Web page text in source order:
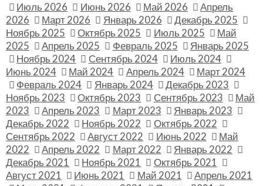
Июль 2026 Июнь 2026 Май 2026
Апрель
2026
Март 2026 Январь 2026
Декабрь 2025
Ноябрь 2025
Октябрь 2025 Июль 2025
Май
2025
Апрель 2025 Февраль 2025
Январь 2025
Ноябрь 2024
Сентябрь 2024
Июль 2024
Июнь 2024
Май 2024 Апрель 2024
Март 2024
Февраль 2024
Январь 2024
Декабрь 2023
Ноябрь 2023
Октябрь 2023 Сентябрь 2023
Май
2023
Апрель 2023 Март 2023
Январь 2023
Декабрь 2022
Ноябрь 2022
Октябрь 2022
Сентябрь 2022
Август 2022 Июнь 2022
Май
2022
Апрель 2022 Март 2022
Январь 2022
Декабрь 2021
Ноябрь 2021
Октябрь 2021
Август 2021
Июнь 2021 Май 2021
Апрель 2021